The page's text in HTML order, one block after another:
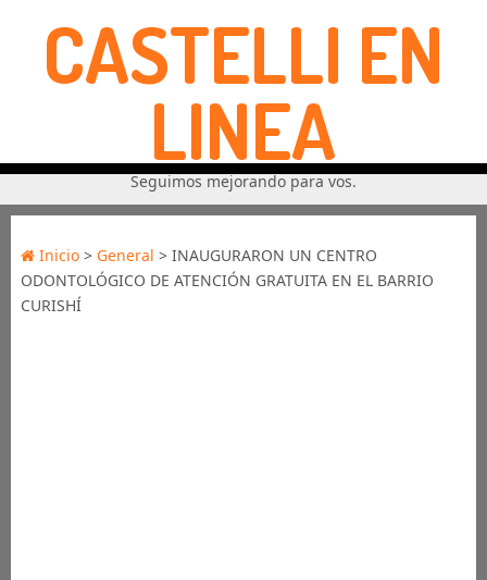
CASTELLI EN
LINEA
Seguimos mejorando para vos.
Inicio> General > INAUGURARON UN CENTRO
ODONTOLÓGICO DE ATENCIÓN GRATUITA EN EL BARRIO
CURISHÍ